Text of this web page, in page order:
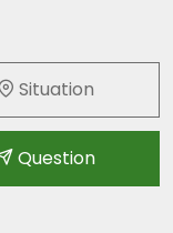
Situation
Question